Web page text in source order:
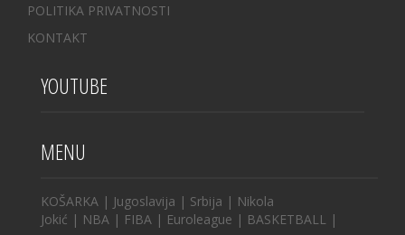
POLITIKA PRIVATNOSTI
KONTAKT
YOUTUBE
MENU
KOŠARKA | Jugoslavija | Srbija | Nikola
Jokić | NBA | FIBA | Euroleague | BASKETBALL |